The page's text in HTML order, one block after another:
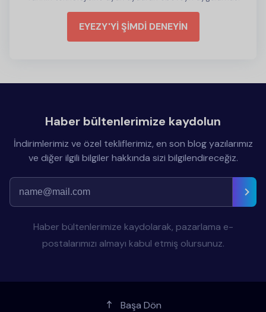
EYEZY'Yİ ŞİMDİ DENEYİN
Haber bültenlerimize kaydolun
İndirimlerimiz ve özel tekliflerimiz, en son blog yazılarımız
ve diğer ilgili bilgiler hakkında sizi bilgilendireceğiz.
Haber bültenlerimize kaydolarak, pazarlama e-
postalarımızı almayı kabul etmiş olursunuz.
Başa Dön